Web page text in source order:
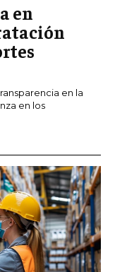
en
en la
en los